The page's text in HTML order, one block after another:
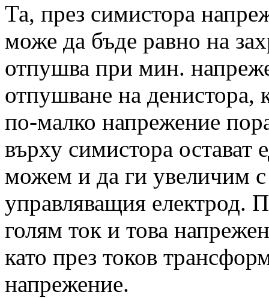
Та, през симистора
може да бъде равно на
отпушва при мин.
отпушване на денистора,
по-малко напрежение
върху симистора остават
можем и да ги увеличим с
управляващия електрод.
голям ток и това
като през токов
напрежение.